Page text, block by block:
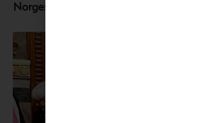
Norges ambassadør til Tsjekkia,